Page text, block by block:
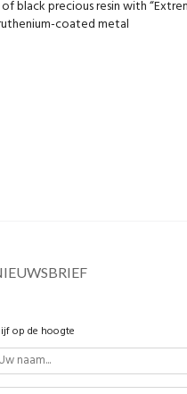
black precious resin with
coated metal
op de hoogte